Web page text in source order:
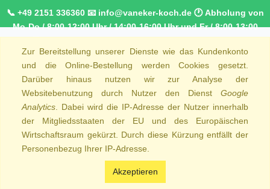
📞 +49 2151 336360 📧 info@vaneker-koch.de 🕐 Abholung von
Mo-Do / 8:00-12:00 Uhr / 14:00-16:00 Uhr und Fr / 8:00-13:00
NRW 🚛 Kostenfreie Lieferung ab 250€ Bestellwert
Zur Bereitstellung unserer Dienste wie das Kundenkonto
und die Online-Bestellung werden Cookies gesetzt.
Darüber hinaus nutzen wir zur Analyse der
Websitebenutzung durch Nutzer den Dienst Google
Analytics . Dabei wird die IP-Adresse der Nutzer innerhalb
der Mitgliedsstaaten der EU und des Europäischen
Wirtschaftsraum gekürzt. Durch diese Kürzung entfällt der
Personenbezug Ihrer IP-Adresse.
Akzeptieren